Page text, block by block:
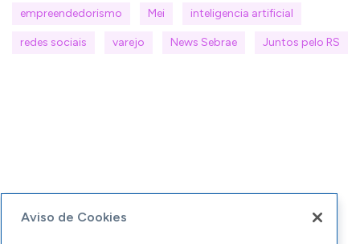
empreendedorismo Mei inteligencia artificial
redes sociais varejo News Sebrae Juntos pelo RS
Aviso de Cookies